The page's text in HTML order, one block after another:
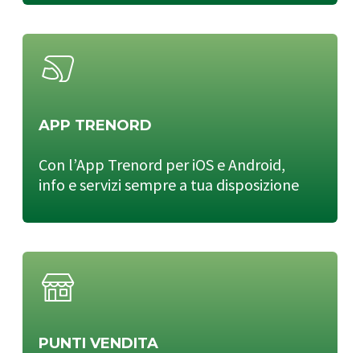
APP TRENORD
Con l’App Trenord per iOS e Android,
info e servizi sempre a tua disposizione
PUNTI VENDITA